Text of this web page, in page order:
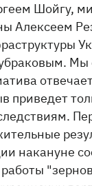
Шойгу,
Алексеем
Мы
приведет
накануне